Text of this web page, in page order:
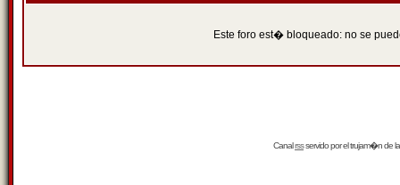
Este foro est� bloqueado: no se
Canalrssservido por eltrujam�nde